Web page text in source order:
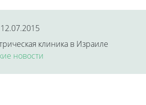
клиника в Израиле
новости